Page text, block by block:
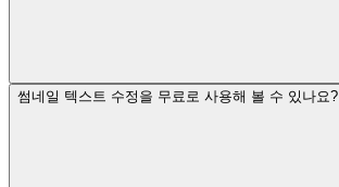
썸네일 텍스트 수정을 무료로 사용해 볼 수 있나요?